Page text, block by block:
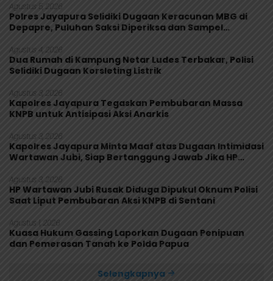
Agustus 5, 2026
Polres Jayapura Selidiki Dugaan Keracunan MBG di
Depapre, Puluhan Saksi Diperiksa dan Sampel
Agustus 4, 2026
Dua Rumah di Kampung Netar Ludes Terbakar, Polisi
Selidiki Dugaan Korsleting Listrik
Agustus 3, 2026
Kapolres Jayapura Tegaskan Pembubaran Massa
KNPB untuk Antisipasi Aksi Anarkis
Agustus 3, 2026
Kapolres Jayapura Minta Maaf atas Dugaan Intimidasi
Wartawan Jubi, Siap Bertanggung Jawab Jika HP
Agustus 3, 2026
HP Wartawan Jubi Rusak Diduga Dipukul Oknum Polisi
Saat Liput Pembubaran Aksi KNPB di Sentani
Agustus 1, 2026
Kuasa Hukum Gassing Laporkan Dugaan Penipuan
dan Pemerasan Tanah ke Polda Papua
Selengkapnya